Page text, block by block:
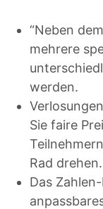
“Neben
mehrere
werden.
Sie faire
Rad drehen.
Das